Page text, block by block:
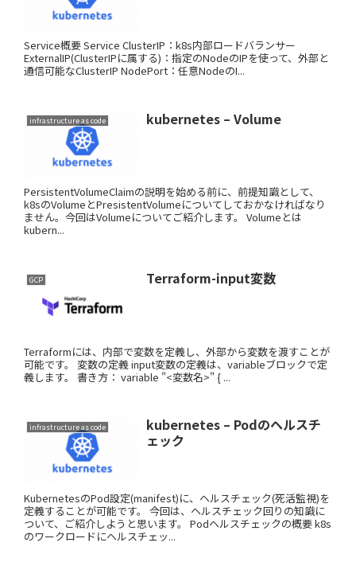
Service概要 Service ClusterIP：k8s内部ロードバランサー
ExternalIP(ClusterIPに属する)：指定のNodeのIPを使って、外部と
通信可能なClusterIP NodePort：任意NodeのI...
infrastructure as code kubernetes – Volume
PersistentVolumeClaimの説明を始める前に、前提知識として、
k8sのVolumeとPresistentVolumeについてしておかなければなり
ません。今回はVolumeについてご紹介します。 Volumeとは
kubern...
GCP Terraform-input変数
Terraformには、内部で変数を定義し、外部から変数を渡すことが
可能です。 変数の定義 input変数の定義は、variableブロックで定
義します。 書き方： variable "<変数名>" { ...
infrastructure as code
kubernetes – Podのヘルスチ
ェック
KubernetesのPod設定(manifest)に、ヘルスチェック(死活監視)を
定義することが可能です。 今回は、ヘルスチェック回りの知識に
ついて、ご紹介しようと思います。 Podヘルスチェックの概要 k8s
のワークロードにヘルスチェッ...